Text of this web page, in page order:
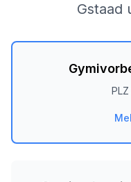
Gstaad
PLZ